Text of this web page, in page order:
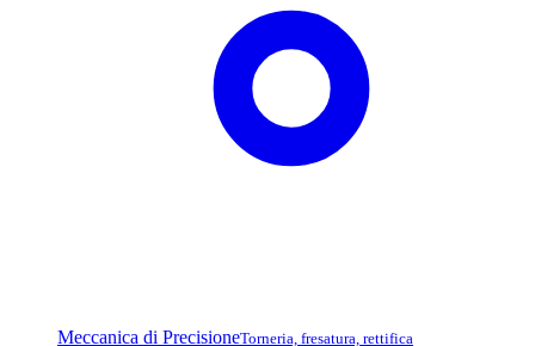
Meccanica di PrecisioneTorneria, fresatura, rettifica